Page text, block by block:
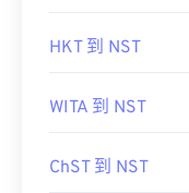
HKT 到 NST
WITA 到 NST
ChST 到 NST